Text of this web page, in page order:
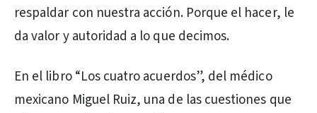
respaldar con nuestra acción. Porque el hacer, le
da valor y autoridad a lo que decimos.
En el libro “Los cuatro acuerdos”, del médico
mexicano Miguel Ruiz, una de las cuestiones que